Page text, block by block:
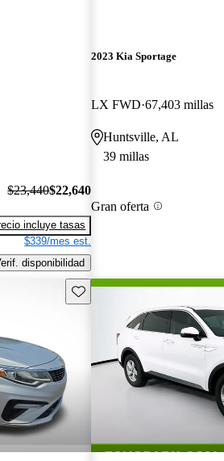
$23,440$22,640
incluye tasas
$339/mes est.
disponibilidad
2023 Kia Sportage
LX FWD 67,403 millas
Huntsville, AL
39 millas
Gran oferta
Guarda este Aviso